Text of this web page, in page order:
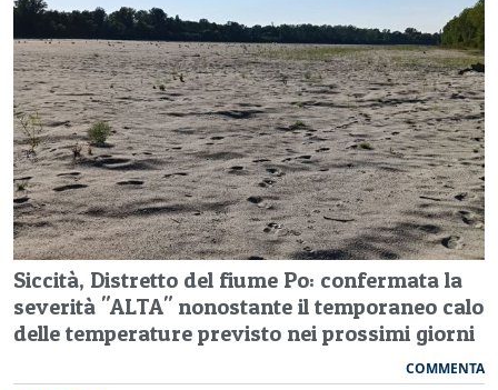
Siccità, Distretto del fiume Po: confermata la
severità "ALTA" nonostante il temporaneo calo
delle temperature previsto nei prossimi giorni
COMMENTA